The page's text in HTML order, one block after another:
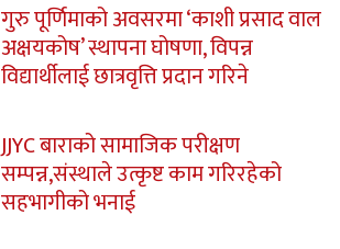
गुरु पूर्णिमाको अवसरमा ‘काशी प्रसाद वाल
अक्षयकोष’ स्थापना घोषणा, विपन्न
विद्यार्थीलाई छात्रवृत्ति प्रदान गरिने
JJYC बाराको सामाजिक परीक्षण
सम्पन्न,संस्थाले उत्कृष्ट काम गरिरहेको
सहभागीको भनाई